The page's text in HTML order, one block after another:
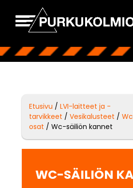
Etusivu / LVI-laitteet ja -
tarvikkeet / Vesikalusteet /
osat / Wc-säiliön kannet
WC-SÄILIÖN